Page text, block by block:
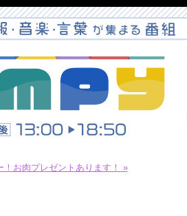
！お肉プレゼントあります！ »